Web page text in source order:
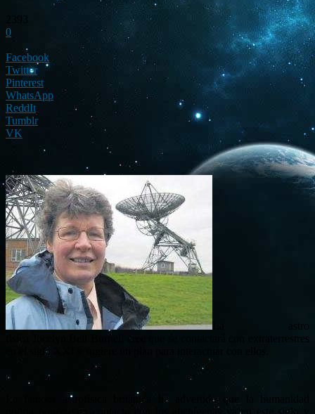
0
Facebook
Twitter
Pinterest
WhatsApp
ReddIt
Tumblr
VK
física Jocelyn Bell Burnell cree que se contactará con extraterrestres
en el siglo XXI y sugiere un plan para interactuar con ellos.
La famosa astrofísica británica ha advertido que la humanidad